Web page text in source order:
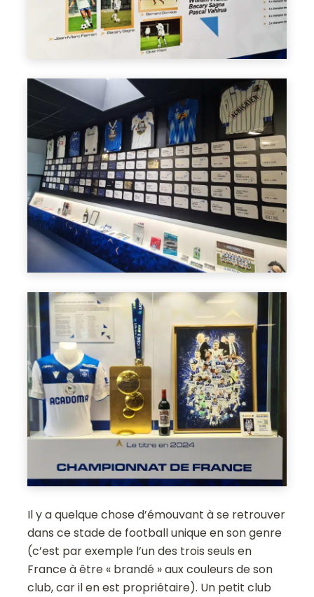
Il y a quelque chose d’émouvant à se retrouver
dans ce stade de football unique en son genre
(c’est par exemple l’un des trois seuls en
France à être « brandé » aux couleurs de son
club, car il en est propriétaire). Un petit club